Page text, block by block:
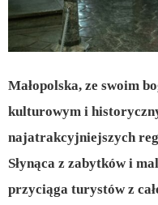
Małopolska, ze swoim
kulturowym i
najatrakcyjniejszych
Słynąca z zabytków i
przyciąga turystów z